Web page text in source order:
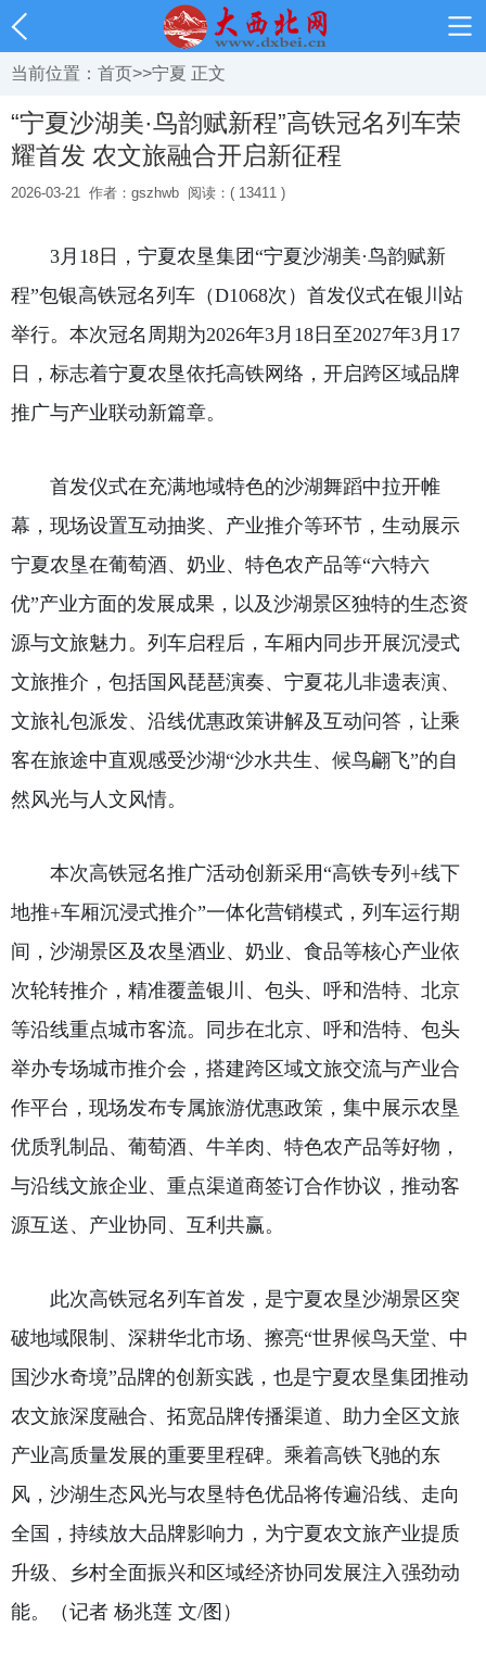
当前位置： 首页>>宁夏 正文
“宁夏沙湖美·鸟韵赋新程”高铁冠名列车荣
耀首发 农文旅融合开启新征程
2026-03-21 作者：gszhwb 阅读：( 13411 )
3月18日，宁夏农垦集团“宁夏沙湖美·鸟韵赋新
程”包银高铁冠名列车（D1068次）首发仪式在银川站
举行。本次冠名周期为2026年3月18日至2027年3月17
日，标志着宁夏农垦依托高铁网络，开启跨区域品牌
推广与产业联动新篇章。
首发仪式在充满地域特色的沙湖舞蹈中拉开帷
幕，现场设置互动抽奖、产业推介等环节，生动展示
宁夏农垦在葡萄酒、奶业、特色农产品等“六特六
优”产业方面的发展成果，以及沙湖景区独特的生态资
源与文旅魅力。列车启程后，车厢内同步开展沉浸式
文旅推介，包括国风琵琶演奏、宁夏花儿非遗表演、
文旅礼包派发、沿线优惠政策讲解及互动问答，让乘
客在旅途中直观感受沙湖“沙水共生、候鸟翩飞”的自
然风光与人文风情。
本次高铁冠名推广活动创新采用“高铁专列+线下
地推+车厢沉浸式推介”一体化营销模式，列车运行期
间，沙湖景区及农垦酒业、奶业、食品等核心产业依
次轮转推介，精准覆盖银川、包头、呼和浩特、北京
等沿线重点城市客流。同步在北京、呼和浩特、包头
举办专场城市推介会，搭建跨区域文旅交流与产业合
作平台，现场发布专属旅游优惠政策，集中展示农垦
优质乳制品、葡萄酒、牛羊肉、特色农产品等好物，
与沿线文旅企业、重点渠道商签订合作协议，推动客
源互送、产业协同、互利共赢。
此次高铁冠名列车首发，是宁夏农垦沙湖景区突
破地域限制、深耕华北市场、擦亮“世界候鸟天堂、中
国沙水奇境”品牌的创新实践，也是宁夏农垦集团推动
农文旅深度融合、拓宽品牌传播渠道、助力全区文旅
产业高质量发展的重要里程碑。乘着高铁飞驰的东
风，沙湖生态风光与农垦特色优品将传遍沿线、走向
全国，持续放大品牌影响力，为宁夏农文旅产业提质
升级、乡村全面振兴和区域经济协同发展注入强劲动
能。
（记者 杨兆莲 文/图）